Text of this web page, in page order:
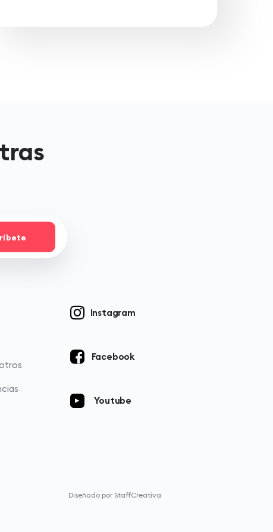
Instagram
Facebook
Youtube
Diseñado por StaffCreativa